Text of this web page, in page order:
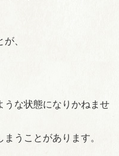
、
うな状態になりかねませ
うことがあります。